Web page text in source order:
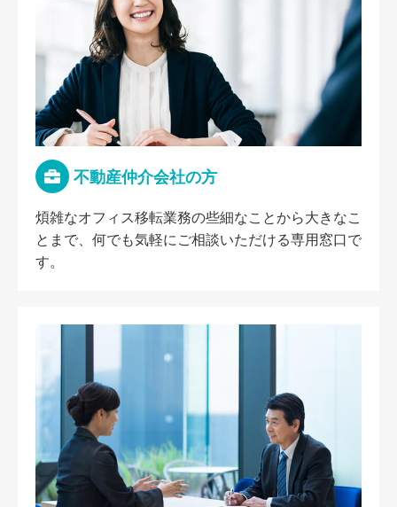
不動産仲介会社の方
煩雑なオフィス移転業務の些細なことから大きなこ
とまで、何でも気軽にご相談いただける専用窓口で
す。